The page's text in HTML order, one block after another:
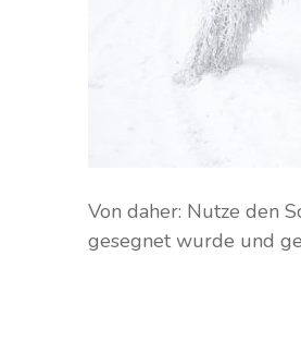
Von daher: Nutze den
gesegnet wurde und